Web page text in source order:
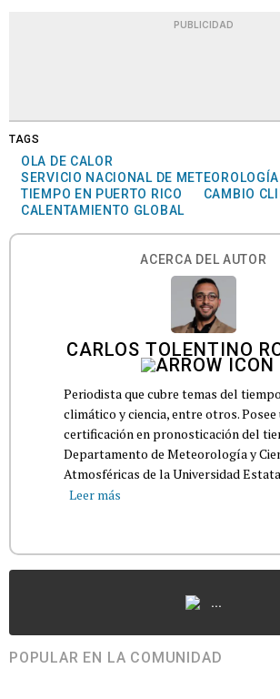
PUBLICIDAD
TAGS
OLA DE CALOR
SERVICIO NACIONAL DE METEOROLOGÍA
TIEMPO EN PUERTO RICO
CAMBIO
CALENTAMIENTO GLOBAL
ACERCA DEL AUTOR
CARLOS TOLENTINO
Periodista que cubre temas del
climático y ciencia, entre otros. Posee
certificación en pronosticación del
Departamento de Meteorología y
Atmosféricas de la Universidad
Leer más
...
POPULAR EN LA COMUNIDAD